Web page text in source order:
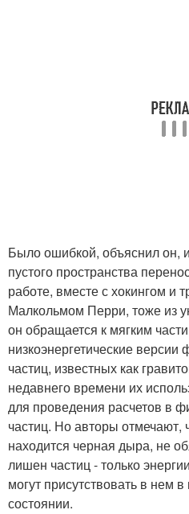
Было ошибкой, объяснил он,
пустого пространства
работе, вместе с хокингом и
Малкольмом Перри, тоже из
он обращается к мягким
низкоэнергетические версии
частиц, известных как
недавнего времени их
для проведения расчетов в
частиц. Но авторы отмечают,
находится черная дыра, не
лишен частиц - только
могут присутствовать в нем
состоянии.